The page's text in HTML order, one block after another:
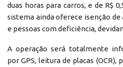
duas horas para carros, e de R$
sistema ainda oferece isenção de
e pessoas com deficiência,
A operação será totalmente
por GPS, leitura de placas